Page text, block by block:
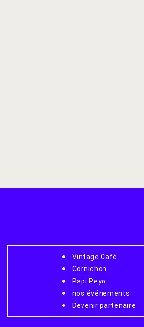
Vintage Café
Cornichon
Papi Peyo
nos événements
Devenir partenaire